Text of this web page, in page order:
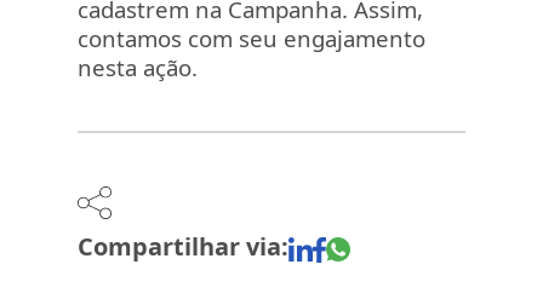
cadastrem na Campanha. Assim,
contamos com seu engajamento
nesta ação.
Compartilhar via: